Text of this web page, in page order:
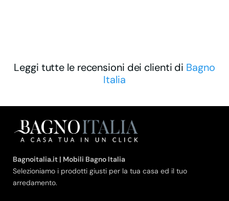
Leggi tutte le recensioni dei clienti di Bagno
Italia
Bagnoitalia.it | Mobili Bagno Italia
Selezioniamo i prodotti giusti per la tua casa ed il tuo
arredamento.